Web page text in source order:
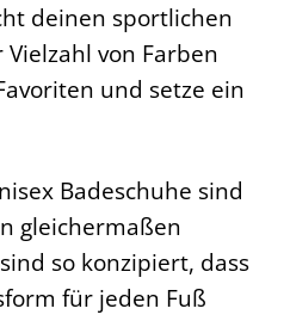
deinen sportlichen
von Farben
und setze ein
Badeschuhe sind
gleichermaßen
so konzipiert, dass
für jeden Fuß